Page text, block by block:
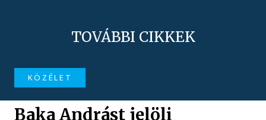
TOVÁBBI CIKKEK
KÖZÉLET
Baka Andrást jelöli